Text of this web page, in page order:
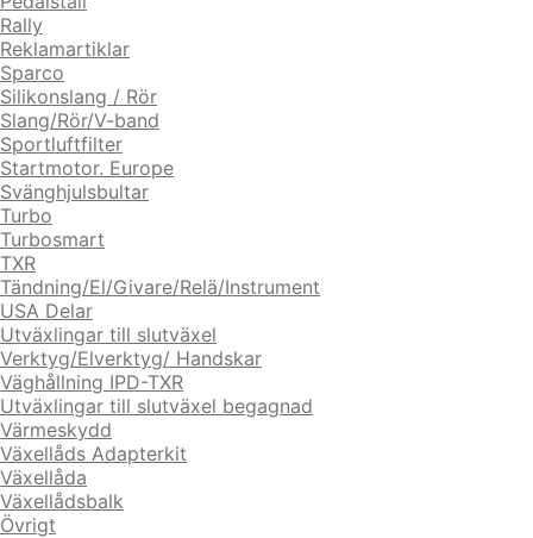
Rally
Reklamartiklar
Sparco
Silikonslang / Rör
Slang/Rör/V-band
Sportluftfilter
Startmotor. Europe
Svänghjulsbultar
Turbo
Turbosmart
TXR
Tändning/El/Givare/Relä/Instrument
USA Delar
Utväxlingar till slutväxel
Verktyg/Elverktyg/ Handskar
Väghållning IPD-TXR
Utväxlingar till slutväxel begagnad
Värmeskydd
Växellåds Adapterkit
Växellåda
Växellådsbalk
Övrigt